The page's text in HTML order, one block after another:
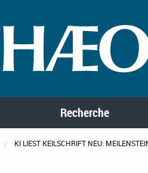
Recherche
KI LIEST KEILSCHRIFT NEU: